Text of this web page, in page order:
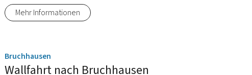
Mehr Informationen
Bruchhausen:
Wallfahrt nach Bruchhausen